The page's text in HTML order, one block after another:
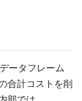
ータフレーム
合計コストを削